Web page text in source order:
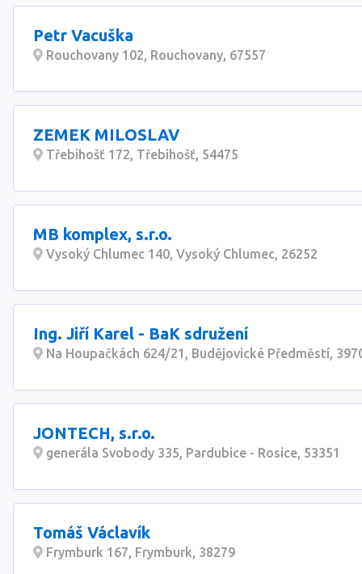
Petr Vacuška
Rouchovany 102, Rouchovany, 67557
ZEMEK MILOSLAV
Třebihošť 172, Třebihošť, 54475
MB komplex, s.r.o.
Vysoký Chlumec 140, Vysoký Chlumec, 26252
Ing. Jiří Karel - BaK sdružení
Na Houpačkách 624/21, Budějovické Předměstí,
JONTECH, s.r.o.
generála Svobody 335, Pardubice - Rosice, 53351
Tomáš Václavík
Frymburk 167, Frymburk, 38279